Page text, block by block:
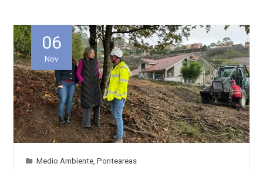
06
Nov
Medio Ambiente ,Ponteareas